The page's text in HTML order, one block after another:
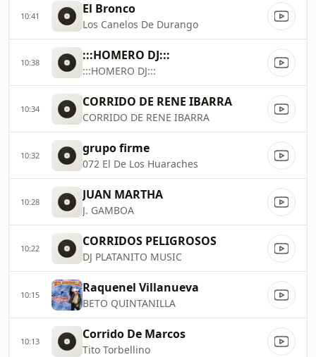
10:41 El Bronco
Los Canelos De Durango
10:38 :::HOMERO DJ:::
:::HOMERO DJ:::
10:34 CORRIDO DE RENE IBARRA
CORRIDO DE RENE IBARRA
10:32 grupo firme
072 El De Los Huaraches
10:28 JUAN MARTHA
J. GAMBOA
10:22 CORRIDOS PELIGROSOS
DJ PLATANITO MUSIC
10:15 Raquenel Villanueva
BETO QUINTANILLA
10:13 Corrido De Marcos
Tito Torbellino